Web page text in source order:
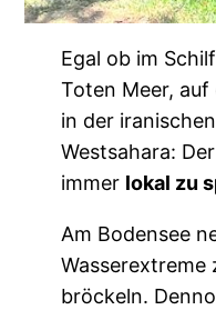
Egal ob im
Toten Meer,
in der
Westsahara:
immer lokal zu
Am Bodensee
Wasserextreme
bröckeln.